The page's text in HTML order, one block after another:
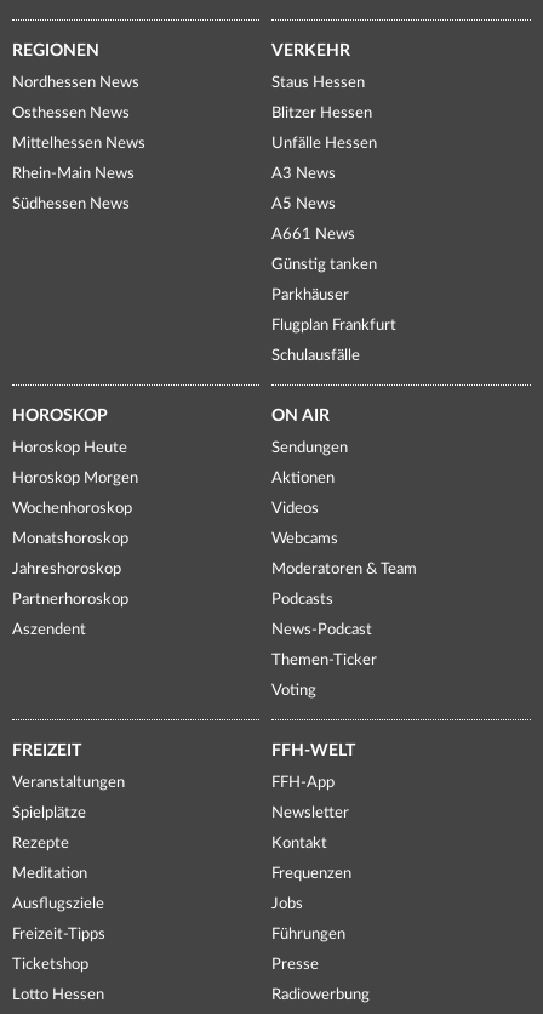
REGIONEN
Nordhessen News
Osthessen News
Mittelhessen News
Rhein-Main News
Südhessen News
VERKEHR
Staus Hessen
Blitzer Hessen
Unfälle Hessen
A3 News
A5 News
A661 News
Günstig tanken
Parkhäuser
Flugplan Frankfurt
Schulausfälle
HOROSKOP
Horoskop Heute
Horoskop Morgen
Wochenhoroskop
Monatshoroskop
Jahreshoroskop
Partnerhoroskop
Aszendent
ON AIR
Sendungen
Aktionen
Videos
Webcams
Moderatoren & Team
Podcasts
News-Podcast
Themen-Ticker
Voting
FREIZEIT
Veranstaltungen
Spielplätze
Rezepte
Meditation
Ausflugsziele
Freizeit-Tipps
Ticketshop
Lotto Hessen
FFH-WELT
FFH-App
Newsletter
Kontakt
Frequenzen
Jobs
Führungen
Presse
Radiowerbung